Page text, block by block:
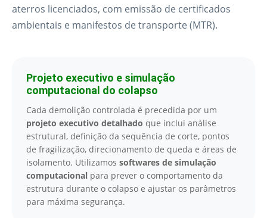
aterros licenciados, com emissão de certificados
ambientais e manifestos de transporte (MTR).
Projeto executivo e simulação
computacional do colapso
Cada demolição controlada é precedida por um
projeto executivo detalhado que inclui análise
estrutural, definição da sequência de corte, pontos
de fragilização, direcionamento de queda e áreas de
isolamento. Utilizamos softwares de simulação
computacional para prever o comportamento da
estrutura durante o colapso e ajustar os parâmetros
para máxima segurança.